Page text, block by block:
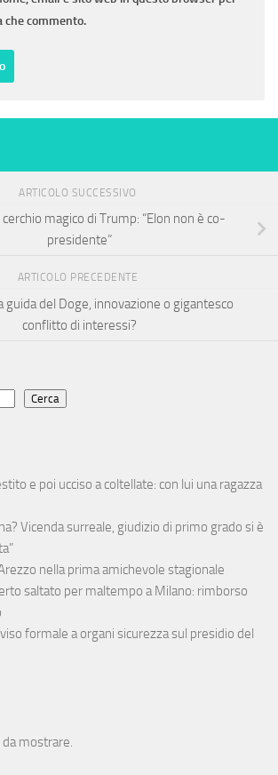
che commento.
ARTICOLO SUCCESSIVO
magico di Trump: “Elon non è co-
presidente”
ARTICOLO PRECEDENTE
guida del Doge, innovazione o gigantesco
conflitto di interessi?
Cerca
e poi ucciso a coltellate: con lui una ragazza
Vicenda surreale, giudizio di primo grado si è
nella prima amichevole stagionale
saltato per maltempo a Milano: rimborso
formale a organi sicurezza sul presidio del
mostrare.